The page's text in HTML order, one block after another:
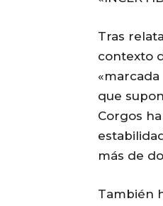
Tras
contexto
que
Corgos
más de
También